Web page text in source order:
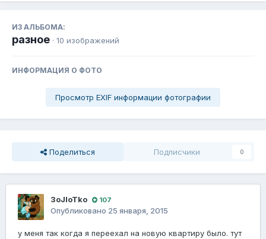
ИЗ АЛЬБОМА:
разное · 10 изображений
ИНФОРМАЦИЯ О ФОТО
Просмотр EXIF информации фотографии
Поделиться Подписчики 0
3oJIoTko 107
Опубликовано 25 января, 2015
у меня так когда я переехал на новую квартиру было. тут